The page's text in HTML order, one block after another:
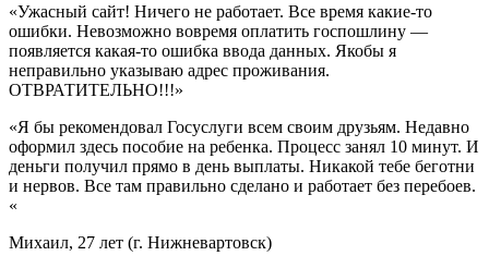
«Ужасный сайт! Ничего не работает. Все время какие-то
ошибки. Невозможно вовремя оплатить госпошлину —
появляется какая-то ошибка ввода данных. Якобы я
неправильно указываю адрес проживания.
ОТВРАТИТЕЛЬНО!!!»
«Я бы рекомендовал Госуслуги всем своим друзьям. Недавно
оформил здесь пособие на ребенка. Процесс занял 10 минут. И
деньги получил прямо в день выплаты. Никакой тебе беготни
и нервов. Все там правильно сделано и работает без перебоев.
«
Михаил, 27 лет (г. Нижневартовск)